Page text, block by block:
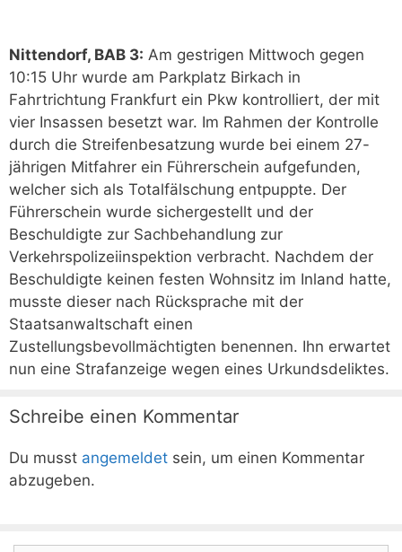
Nittendorf, BAB 3: Am gestrigen Mittwoch gegen
10:15 Uhr wurde am Parkplatz Birkach in
Fahrtrichtung Frankfurt ein Pkw kontrolliert, der mit
vier Insassen besetzt war. Im Rahmen der Kontrolle
durch die Streifenbesatzung wurde bei einem 27-
jährigen Mitfahrer ein Führerschein aufgefunden,
welcher sich als Totalfälschung entpuppte. Der
Führerschein wurde sichergestellt und der
Beschuldigte zur Sachbehandlung zur
Verkehrspolizeiinspektion verbracht. Nachdem der
Beschuldigte keinen festen Wohnsitz im Inland hatte,
musste dieser nach Rücksprache mit der
Staatsanwaltschaft einen
Zustellungsbevollmächtigten benennen. Ihn erwartet
nun eine Strafanzeige wegen eines Urkundsdeliktes.
Schreibe einen Kommentar
Du musst angemeldet sein, um einen Kommentar
abzugeben.